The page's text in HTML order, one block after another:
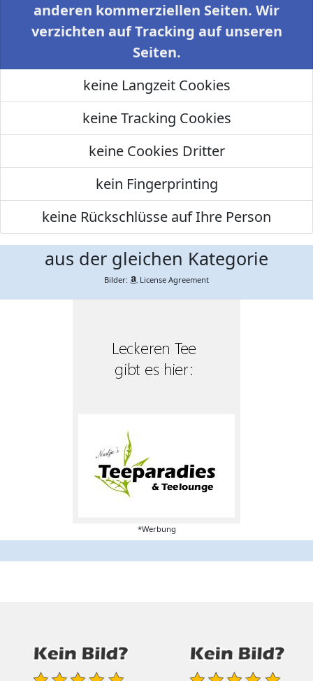
anderen kommerziellen Seiten. Wir
verzichten auf Tracking auf unseren
Seiten.
keine Langzeit Cookies
keine Tracking Cookies
keine Cookies Dritter
kein Fingerprinting
keine Rückschlüsse auf Ihre Person
aus der gleichen Kategorie
Bilder: License Agreement
*Werbung